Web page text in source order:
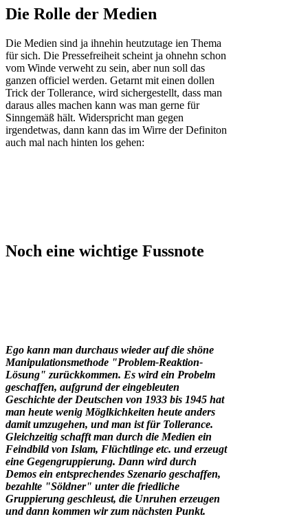
Die Rolle der Medien
Die Medien sind ja ihnehin heutzutage ien Thema
für sich. Die Pressefreiheit scheint ja ohnehn schon
vom Winde verweht zu sein, aber nun soll das
ganzen officiel werden. Getarnt mit einen dollen
Trick der Tollerance, wird sichergestellt, dass man
daraus alles machen kann was man gerne für
Sinngemäß hält. Widerspricht man gegen
irgendetwas, dann kann das im Wirre der Definiton
auch mal nach hinten los gehen:
Noch eine wichtige Fussnote
Ego kann man durchaus wieder auf die shöne
Manipulationsmethode "Problem-Reaktion-
Lösung" zurückkommen. Es wird ein Probelm
geschaffen, aufgrund der eingebleuten
Geschichte der Deutschen von 1933 bis 1945 hat
man heute wenig Möglkichkeiten heute anders
damit umzugehen, und man ist für Tollerance.
Gleichzeitig schafft man durch die Medien ein
Feindbild von Islam, Flüchtlinge etc. und erzeugt
eine Gegengruppierung. Dann wird durch
Demos ein entsprechendes Szenario geschaffen,
bezahlte "Söldner" unter die friedliche
Gruppierung geschleust, die Unruhen erzeugen
und dann kommen wir zum nächsten Punkt.